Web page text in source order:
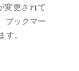
変更されて
ブックマー
。